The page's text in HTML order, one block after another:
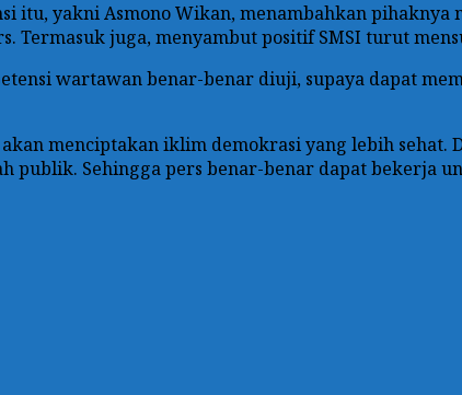
itu, yakni Asmono Wikan, menambahkan
Termasuk juga, menyambut positif SMSI turut
wartawan benar-benar diuji, supaya dapat
menciptakan iklim demokrasi yang lebih sehat.
publik. Sehingga pers benar-benar dapat bekerja